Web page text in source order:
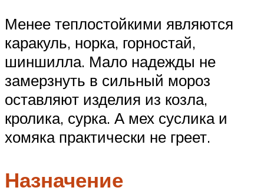
Менее теплостойкими являются
каракуль, норка, горностай,
шиншилла. Мало надежды не
замерзнуть в сильный мороз
оставляют изделия из козла,
кролика, сурка. А мех суслика и
хомяка практически не греет.
Назначение